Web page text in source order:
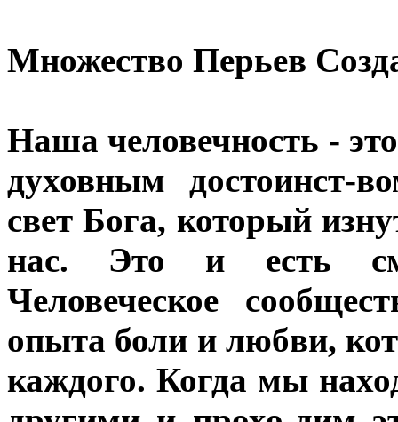
Множество Перьев
Наша человечность -
духовным достоинст-
свет Бога, который
нас. Это и есть
Человеческое
опыта боли и любви,
каждого. Когда мы